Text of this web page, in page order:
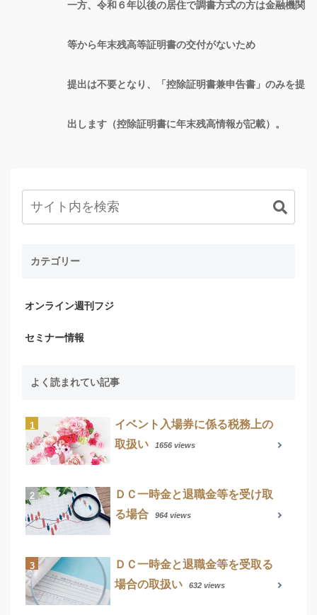
一方、令和６年以後の居住で調書方式の方は金融機関
等から年末残高等証明書の交付がないため
提出は不要となり、「控除証明書兼申告書」のみを提
出します（控除証明書に年末残高情報が記載）。
カテゴリー
オンライン週刊フジ
セミナー情報
よく読まれてい記事
イベント入場券に係る税務上の
取扱い
1656 views
ＤＣ一時金と退職金等を受け取
る場合
964 views
ＤＣ一時金と退職金等を受取る
場合の取扱い
632 views